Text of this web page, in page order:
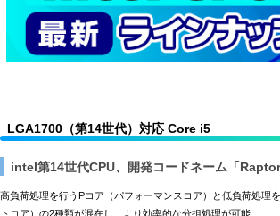
LGA1700（第14世代）対応 Core i5
intel第14世代CPU、開発コードネーム「
高負荷処理を行うPコア（パフォーマンスコア）と低負荷処理
トコア）の2種類が混在し、より効率的な分担処理が可能